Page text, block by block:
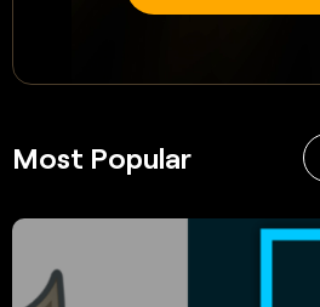
Most Popular